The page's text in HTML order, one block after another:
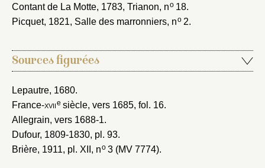
Contant de La Motte, 1783, Trianon, no18.
Picquet, 1821, Salle des marronniers, no2.
Sources figurées
Lepautre, 1680.
France-xviie siècle, vers 1685, fol. 16.
Allegrain, vers 1688-1.
Dufour, 1809-1830, pl. 93.
Brière, 1911, pl. XII, no3 (MV 7774).